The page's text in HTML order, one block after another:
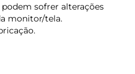
sofrer alterações
monitor/tela.